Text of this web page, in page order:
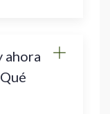
ahora